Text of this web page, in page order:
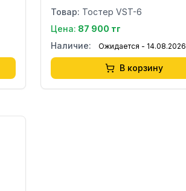
Товар: Тостер VST-6
Цена: 87 900 тг
Наличие:
Ожидается - 14.08.2026
В корзину